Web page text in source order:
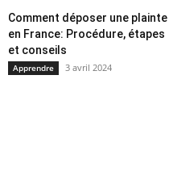
Comment déposer une plainte
en France: Procédure, étapes
et conseils
Apprendre 3 avril 2024